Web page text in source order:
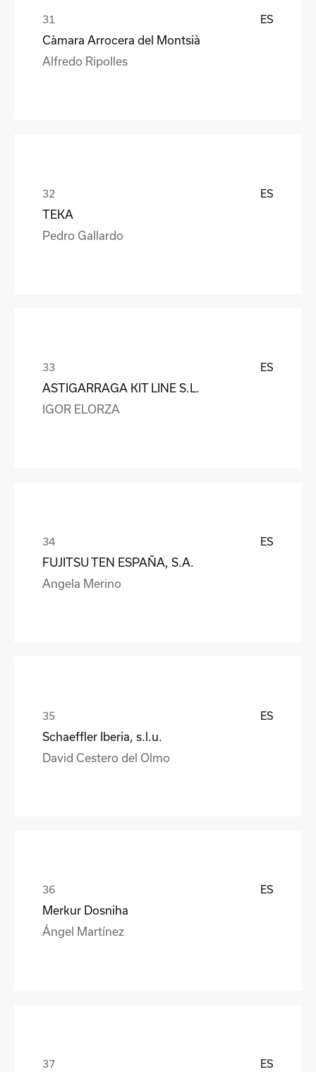
ES
Càmara Arrocera del Montsià
Alfredo Ripolles
ES
TEKA
Pedro Gallardo
ES
ASTIGARRAGA KIT LINE S.L.
IGOR ELORZA
ES
FUJITSU TEN ESPAÑA, S.A.
Angela Merino
ES
Schaeffler Iberia, s.l.u.
David Cestero del Olmo
ES
Merkur Dosniha
Ángel Martínez
ES